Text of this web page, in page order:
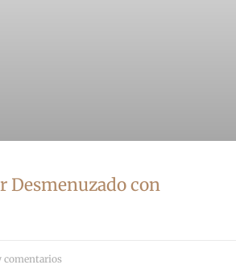
Desmenuzado con
comentarios